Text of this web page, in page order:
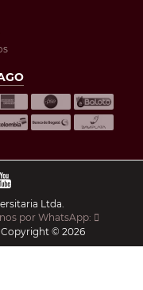
Ltda.
por WhatsApp:
Copyright © 2026